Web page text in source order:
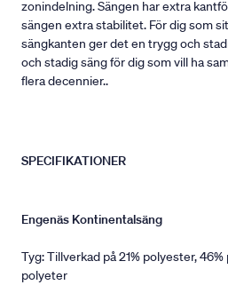
zonindelning. Sängen har extra
sängen extra stabilitet. För dig som
sängkanten ger det en trygg och
och stadig säng för dig som vill ha
flera decennier..
SPECIFIKATIONER
Engenäs Kontinentalsäng
Tyg: Tillverkad på 21% polyester,
polyeter